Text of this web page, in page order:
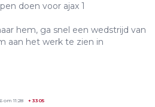
doen voor ajax 1
hem, ga snel een wedstrijd van
aan het werk te zien in
om 11:28 + 3305